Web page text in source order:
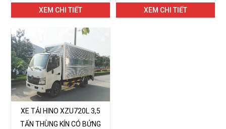
XEM CHI TIẾT XEM CHI TIẾT
XE TẢI HINO XZU720L 3,5
TẤN THÙNG KÍN CÓ BỬNG